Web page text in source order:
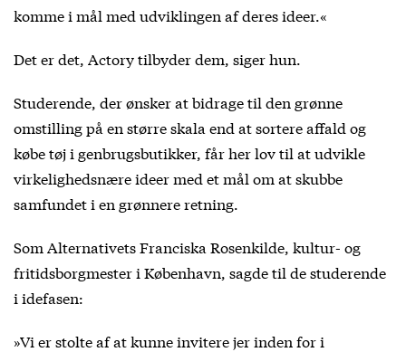
komme i mål med udviklingen af deres ideer.«
Det er det, Actory tilbyder dem, siger hun.
Studerende, der ønsker at bidrage til den grønne
omstilling på en større skala end at sortere affald og
købe tøj i genbrugsbutikker, får her lov til at udvikle
virkelighedsnære ideer med et mål om at skubbe
samfundet i en grønnere retning.
Som Alternativets Franciska Rosenkilde, kultur- og
fritidsborgmester i København, sagde til de studerende
i idefasen:
»Vi er stolte af at kunne invitere jer inden for i